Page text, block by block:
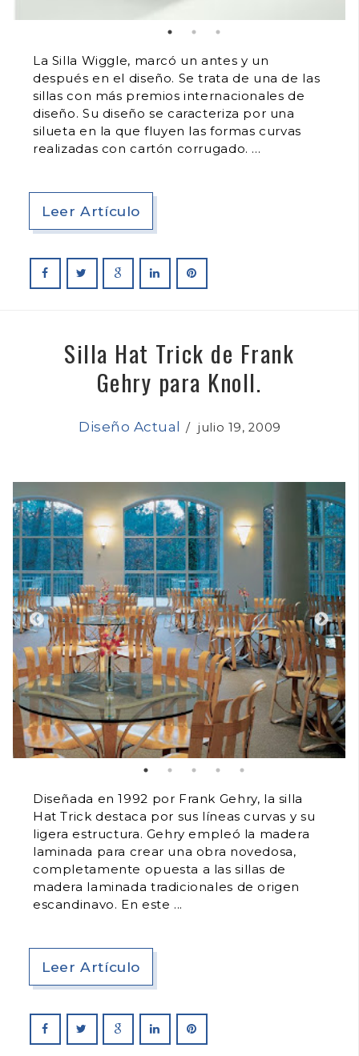
La Silla Wiggle, marcó un antes y un
después en el diseño. Se trata de una de las
sillas con más premios internacionales de
diseño. Su diseño se caracteriza por una
silueta en la que fluyen las formas curvas
realizadas con cartón corrugado.
Leer Artículo
Silla Hat Trick de Frank
Gehry para Knoll.
Diseño Actual /julio 19, 2009
Diseñada en 1992 por Frank Gehry, la silla
Hat Trick destaca por sus líneas curvas y su
ligera estructura. Gehry empleó la madera
laminada para crear una obra novedosa,
completamente opuesta a las sillas de
madera laminada tradicionales de origen
escandinavo. En este
Leer Artículo